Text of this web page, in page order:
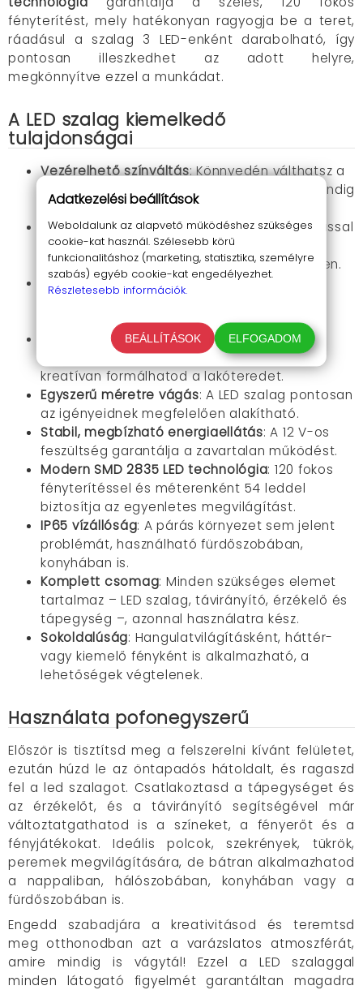
fényterítést, mely hatékonyan ragyogja be a teret,
ráadásul a szalag 3 LED-enként darabolható, így
pontosan illeszkedhet az adott helyre,
megkönnyítve ezzel a munkádat.
A LED szalag kiemelkedő
tulajdonságai
Vezérelhető színváltás: Könnyedén válthatsz a
különböző színek között, hogy a világítás mindig
a helyzethez igazodjon.
Fényerő szabályozás: Egyetlen gombnyomással
beállítható a kívánt fényintenzitás, ami
tökéletessé teszi azt bármilyen környezetben.
Fényjáték funkció: Különböző fényjátékokat
különlegessé teszik.
Rugalmas, öntapadós kialakítás: Bármilyen
felületre könnyedén alkalmazható, így
kreatívan formálhatod a lakóteredet.
Egyszerű méretre vágás: A LED szalag pontosan
az igényeidnek megfelelően alakítható.
Stabil, megbízható energiaellátás: A 12 V-os
feszültség garantálja a zavartalan működést.
Modern SMD 2835 LED technológia: 120 fokos
fényterítéssel és méterenként 54 leddel
biztosítja az egyenletes megvilágítást.
IP65 vízállóság: A párás környezet sem jelent
problémát, használható fürdőszobában,
konyhában is.
Komplett csomag: Minden szükséges elemet
tartalmaz – LED szalag, távirányító, érzékelő és
tápegység –, azonnal használatra kész.
Sokoldalúság: Hangulatvilágításként, háttér-
vagy kiemelő fényként is alkalmazható, a
lehetőségek végtelenek.
Használata pofonegyszerű
Először is tisztítsd meg a felszerelni kívánt felületet,
ezután húzd le az öntapadós hátoldalt, és ragaszd
fel a led szalagot. Csatlakoztasd a tápegységet és
az érzékelőt, és a távirányító segítségével már
változtatgathatod is a színeket, a fényerőt és a
fényjátékokat. Ideális polcok, szekrények, tükrök,
peremek megvilágítására, de bátran alkalmazhatod
a nappaliban, hálószobában, konyhában vagy a
fürdőszobában is.
Engedd szabadjára a kreativitásod és teremtsd
meg otthonodban azt a varázslatos atmoszférát,
amire mindig is vágytál! Ezzel a LED szalaggal
minden látogató figyelmét garantáltan magadra
Adatkezelési beállítások
Weboldalunk az alapvető működéshez szükséges
cookie-kat használ. Szélesebb körű
funkcionalitáshoz (marketing, statisztika, személyre
szabás) egyéb cookie-kat engedélyezhet.
Részletesebb információk.
BEÁLLÍTÁSOK ELFOGADOM